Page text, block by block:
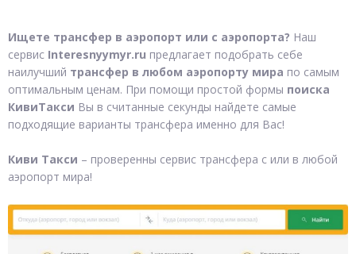
Ищете трансфер в аэропорт или с аэропорта? Наш
сервис Interesnyymyr.ru предлагает подобрать себе
наилучший трансфер в любом аэропорту мира по самым
оптимальным ценам. При помощи простой формы поиска
КивиТакси Вы в считанные секунды найдете самые
подходящие варианты трансфера именно для Вас!
Киви Такси – проверенны сервис трансфера с или в любой
аэропорт мира!